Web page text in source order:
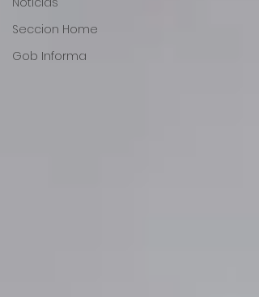
Seccion Home
Gob Informa